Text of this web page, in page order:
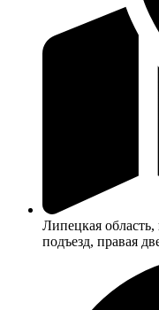
Липецкая
подъезд, правая